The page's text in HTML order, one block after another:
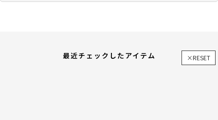
最近チェックしたアイテム ×RESET